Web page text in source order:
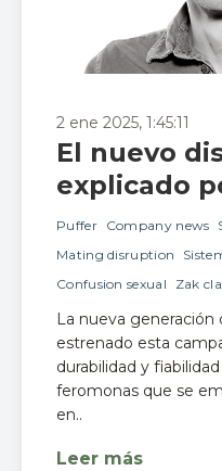
2 ene 2025, 1:45:11
El nuevo
explicado
Puffer Company news
Mating disruption
Confusion sexual
Zak
La nueva
estrenado esta
durabilidad y
feromonas que se
en..
Leer más